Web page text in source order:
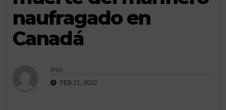
naufragado en
Canadá
Por
FEB 21, 2022